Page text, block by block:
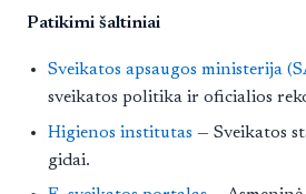
Patikimi šaltiniai
Sveikatos apsaugos ministerija
sveikatos politika ir oficialios
Higienos institutas — Sveikatos
gidai.